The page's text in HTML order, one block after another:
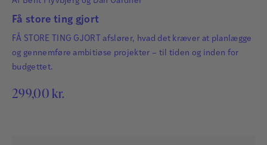
Få store ting gjort
FÅ STORE TING GJORT afslører, hvad det kræver at planlægge
og gennemføre ambitiøse projekter – til tiden og inden for
budgettet.
299,00 kr.